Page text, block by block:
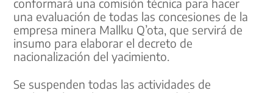
una evaluación de todas las concesiones de la
empresa minera Mallku Q’ota, que servirá de
insumo para elaborar el decreto de
nacionalización del yacimiento.
Se suspenden todas las actividades de